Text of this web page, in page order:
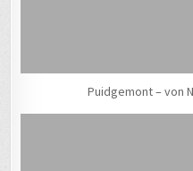
Puidgemont – von